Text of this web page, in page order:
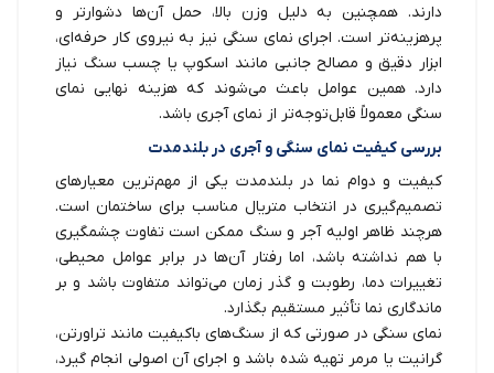
دارند. همچنین به دلیل وزن بالا، حمل آن‌ها دشوارتر و
پرهزینه‌تر است. اجرای نمای سنگی نیز به نیروی کار حرفه‌ای،
ابزار دقیق و مصالح جانبی مانند اسکوپ یا چسب سنگ نیاز
دارد. همین عوامل باعث می‌شوند که هزینه نهایی نمای
سنگی معمولاً قابل‌توجه‌تر از نمای آجری باشد.
بررسی کیفیت نمای سنگی و آجری در بلندمدت
کیفیت و دوام نما در بلندمدت یکی از مهم‌ترین معیارهای
تصمیم‌گیری در انتخاب متریال مناسب برای ساختمان است.
هرچند ظاهر اولیه آجر و سنگ ممکن است تفاوت چشمگیری
با هم نداشته باشد، اما رفتار آن‌ها در برابر عوامل محیطی،
تغییرات دما، رطوبت و گذر زمان می‌تواند متفاوت باشد و بر
ماندگاری نما تأثیر مستقیم بگذارد.
نمای سنگی در صورتی که از سنگ‌های باکیفیت مانند تراورتن،
گرانیت یا مرمر تهیه شده باشد و اجرای آن اصولی انجام گیرد،